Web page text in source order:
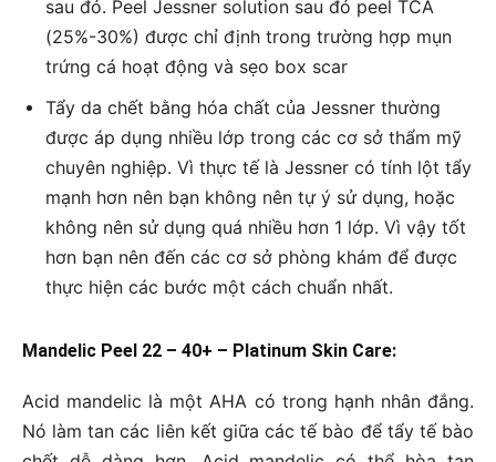
sau đó. Peel Jessner solution sau đó peel TCA
(25%-30%) được chỉ định trong trường hợp mụn
trứng cá hoạt động và sẹo box scar
Tẩy da chết bằng hóa chất của Jessner thường
được áp dụng nhiều lớp trong các cơ sở thẩm mỹ
chuyên nghiệp. Vì thực tế là Jessner có tính lột tẩy
mạnh hơn nên bạn không nên tự ý sử dụng, hoặc
không nên sử dụng quá nhiều hơn 1 lớp. Vì vậy tốt
hơn bạn nên đến các cơ sở phòng khám để được
thực hiện các bước một cách chuẩn nhất.
Mandelic Peel 22 – 40+ – Platinum Skin Care:
Acid mandelic là một AHA có trong hạnh nhân đắng.
Nó làm tan các liên kết giữa các tế bào để tẩy tế bào